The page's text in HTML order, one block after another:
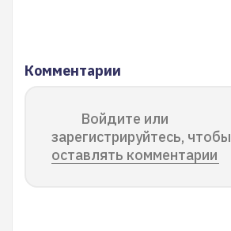
Комментарии
Войдите или
зарегистрируйтесь, чтобы
оставлять комментарии